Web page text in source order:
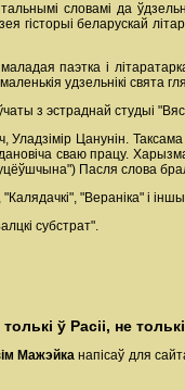
словамі да
гісторыі беларускай
паэтка і
удзельнікі свята
з эстраднай студыі
Цанунін.
сваю працу.
Пасля слова
"Вераніка" і
субстрат".
ў Расіі, не
Мажэйканапісаў для